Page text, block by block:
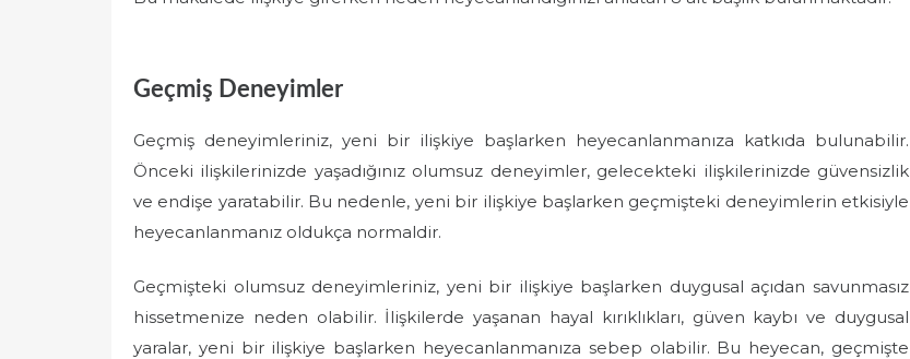
n
Geçmiş Deneyimler
Geçmiş deneyimleriniz, yeni bir ilişkiye başlarken heyecanlanmanıza katkıda bulunabilir.
Önceki ilişkilerinizde yaşadığınız olumsuz deneyimler, gelecekteki ilişkilerinizde güvensizlik
ve endişe yaratabilir. Bu nedenle, yeni bir ilişkiye başlarken geçmişteki deneyimlerin etkisiyle
heyecanlanmanız oldukça normaldir.
Geçmişteki olumsuz deneyimleriniz, yeni bir ilişkiye başlarken duygusal açıdan savunmasız
hissetmenize neden olabilir. İlişkilerde yaşanan hayal kırıklıkları, güven kaybı ve duygusal
yaralar, yeni bir ilişkiye başlarken heyecanlanmanıza sebep olabilir. Bu heyecan, geçmişte